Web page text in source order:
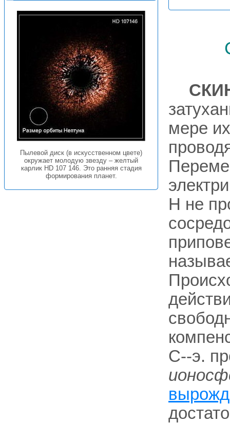
Пылевой диск (в искусственном цвете)
окружает молодую звезду – желтый
карлик HD 107 146. Это ранняя стадия
формирования планет.
мере
Н не
С--э.